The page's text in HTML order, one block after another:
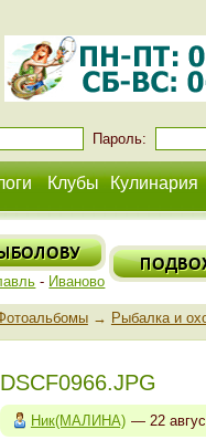
Пароль:
Клубы Кулинария
- Иваново
→ Рыбалка и
DSCF0966.JPG
Ник(МАЛИНА) — 22